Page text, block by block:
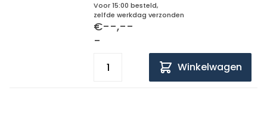
Voor 15:00 besteld,
zelfde werkdag verzonden
€--,--
-
Winkelwagen